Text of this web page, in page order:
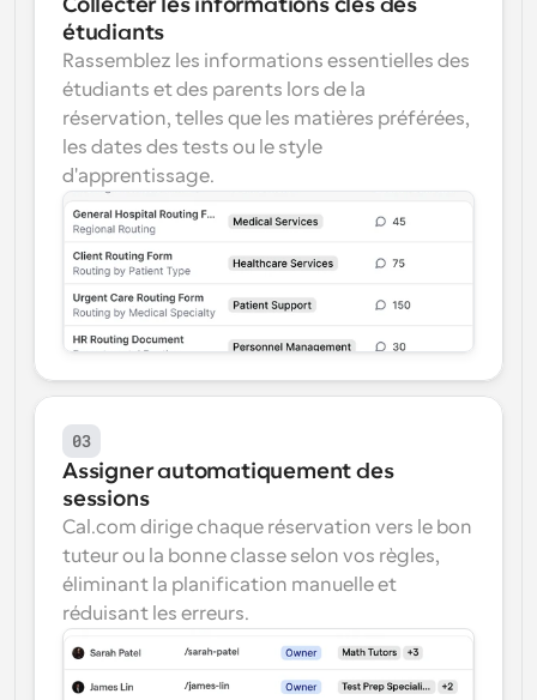
Collecter les informations clés des
étudiants
Rassemblez les informations essentielles des
étudiants et des parents lors de la
réservation, telles que les matières préférées,
les dates des tests ou le style
d'apprentissage.
03
Assigner automatiquement des
sessions
Cal.com dirige chaque réservation vers le bon
tuteur ou la bonne classe selon vos règles,
éliminant la planification manuelle et
réduisant les erreurs.